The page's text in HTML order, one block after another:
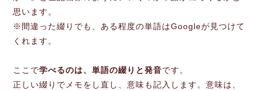
思います。
※間違った綴りでも、ある程度の単語はGoogleが見つけて
くれます。
ここで学べるのは、単語の綴りと発音です。
正しい綴りでメモをし直し、意味も記入します。意味は、